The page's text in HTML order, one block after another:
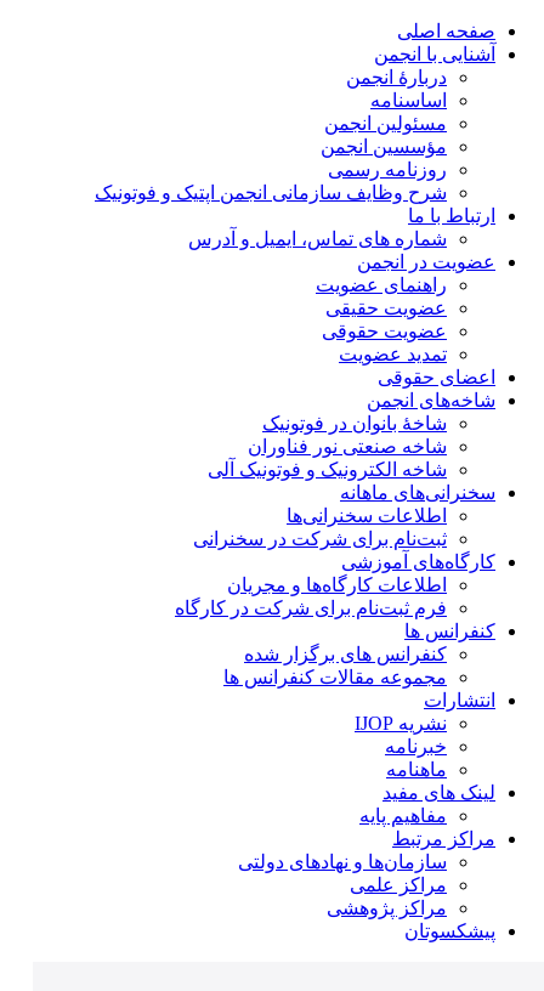
صفحه اصلی
آشنایی با انجمن
دربارۀ انجمن
اساسنامه
مسئولین انجمن
مؤسسین انجمن
روزنامه رسمی
شرح وظایف سازمانی انجمن اپتیک و فوتونیک
ارتباط با ما
شماره های تماس، ایمیل و آدرس
عضویت در انجمن
راهنمای عضویت
عضویت حقیقی
عضویت حقوقی
تمدید عضویت
اعضای حقوقی
شاخه‌های انجمن
شاخۀ بانوان در فوتونیک
شاخه صنعتی نور فناوران
شاخه‌ الکترونیک و فوتونیک آلی
سخنرانی‌های ماهانه
اطلاعات سخنرانی‌‌ها
ثبت‌نام برای شرکت در سخنرانی
کارگاه‌های آموزشی
اطلاعات کارگاه‌ها و مجریان
فرم ثبت‌نام برای شرکت در کارگاه
کنفرانس ها
کنفرانس های برگزار شده
مجموعه مقالات کنفرانس ها
انتشارات
نشریه IJOP
خبرنامه
ماهنامه
لینک های مفید
مفاهیم پایه
مراکز مرتبط
سازمان‌ها و نهادهای دولتی
مراکز علمی
مراکز پژوهشی
پیشکسوتان